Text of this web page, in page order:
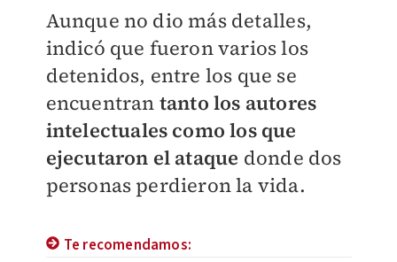
Aunque no dio más detalles,
indicó que fueron varios los
detenidos, entre los que se
encuentran tanto los autores
intelectuales como los que
ejecutaron el ataque donde dos
personas perdieron la vida.
Te recomendamos: